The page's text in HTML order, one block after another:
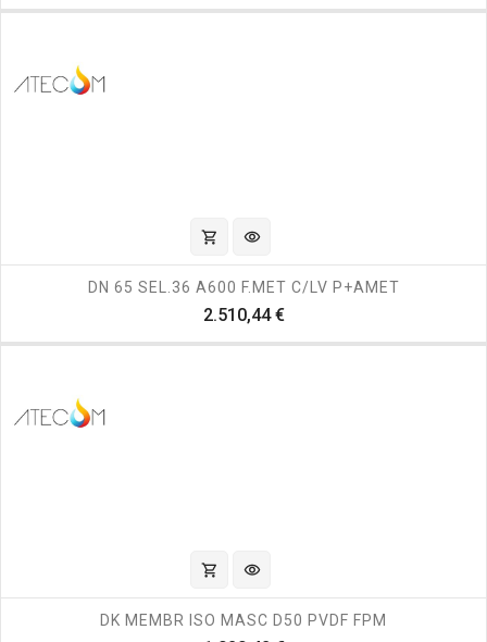
shopping_cart visibility
DN 65 SEL.36 A600 F.MET C/LV P+AMET
2.510,44 €Prezzo
shopping_cart visibility
DK MEMBR ISO MASC D50 PVDF FPM